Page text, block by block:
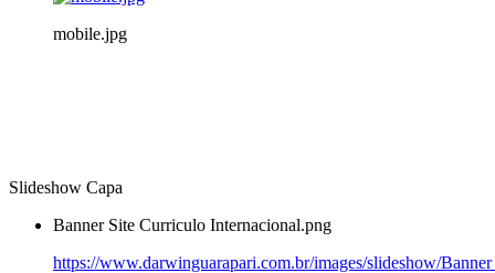
mobile.jpg
Slideshow Capa
Banner Site Curriculo Internacional.png
https://www.darwinguarapari.com.br/images/slideshow/